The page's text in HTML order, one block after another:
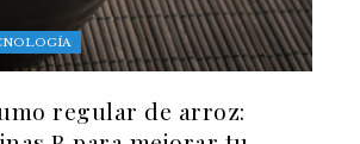
regular de arroz: